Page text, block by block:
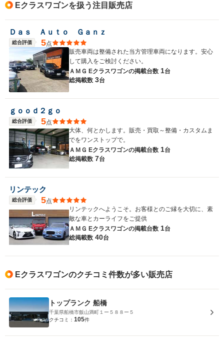
Eクラスワゴンを扱う注目販売店
Ｄａｓ Ａｕｔｏ Ｇａｎｚ
総合評価 5点
販売車両は整備された当方管理車両になります。安心
して購入をご検討ください。
ＡＭＧ Eクラスワゴンの掲載台数 1台
総掲載数 3台
ｇｏｏｄ２ｇｏ
総合評価 5点
大体、何とかします。販売・買取～整備・カスタムま
でをワンストップで。
ＡＭＧ Eクラスワゴンの掲載台数 1台
総掲載数 7台
リンテック
総合評価 5点
リンテックへようこそ。お客様とのご縁を大切に、素
敵な車とカーライフをご提供
ＡＭＧ Eクラスワゴンの掲載台数 1台
総掲載数 40台
Eクラスワゴンのクチコミ件数が多い販売店
トップランク 船橋
千葉県船橋市飯山満町１ー５８８ー５
クチコミ： 105件